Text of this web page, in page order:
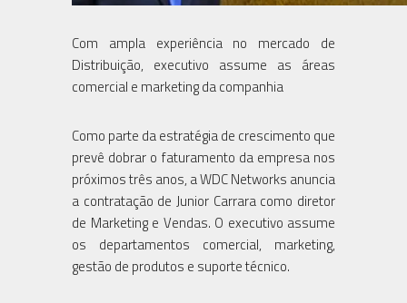
Com ampla experiência no mercado de
Distribuição, executivo assume as áreas
comercial e marketing da companhia
Como parte da estratégia de crescimento que
prevê dobrar o faturamento da empresa nos
próximos três anos, a WDC Networks anuncia
a contratação de Junior Carrara como diretor
de Marketing e Vendas. O executivo assume
os departamentos comercial, marketing,
gestão de produtos e suporte técnico.